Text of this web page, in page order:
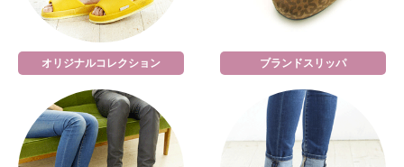
オリジナルコレクション ブランドスリッパ